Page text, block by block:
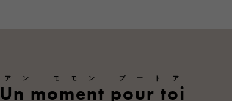
Un moment pour toi
アン モモン プートア